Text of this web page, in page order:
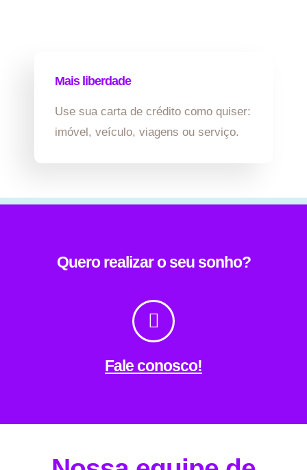
Mais liberdade
Use sua carta de crédito como quiser:
imóvel, veículo, viagens ou serviço.
Quero realizar o seu sonho?
Fale conosco!